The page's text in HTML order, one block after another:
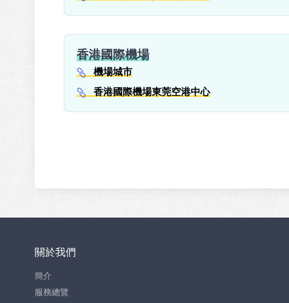
香港國際機場
機場城市
香港國際機場東莞空港中心
關於我們
簡介
服務總覽